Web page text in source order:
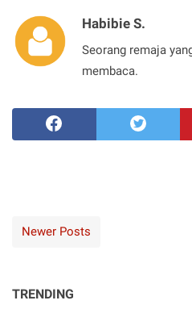
Habibie S.
Seorang remaja
membaca.
Newer Posts
TRENDING